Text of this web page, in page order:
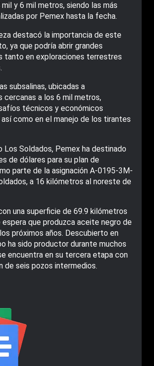
y 6 mil metros, siendo las más
por Pemex hasta la fecha.
destacó la importancia de este
ya que podría abrir grandes
tanto en exploraciones terrestres
subsalinas, ubicadas a
cercanas a los 6 mil metros,
técnicos y económicos
como en el manejo de los tirantes
Los Soldados, Pemex ha destinado
de dólares para su plan de
parte de la asignación A-0195-3M-
a 16 kilómetros al noreste de
una superficie de 69.9 kilómetros
espera que produzca aceite negro de
próximos años. Descubierto en
ha sido productor durante muchos
encuentra en su tercera etapa con
de seis pozos intermedios.